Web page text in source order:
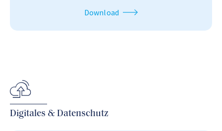
Download
Digitales & Datenschutz